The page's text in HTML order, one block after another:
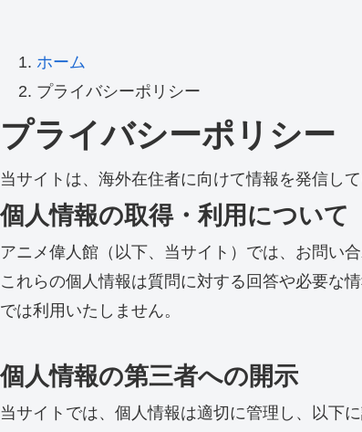
ホーム
プライバシーポリシー
プライバシーポリシー
当サイトは、海外在住者に向けて情報を発信して
個人情報の取得・利用について
アニメ偉人館（以下、当サイト）では、お問い
これらの個人情報は質問に対する回答や必要な
では利用いたしません。
個人情報の第三者への開示
当サイトでは、個人情報は適切に管理し、以下